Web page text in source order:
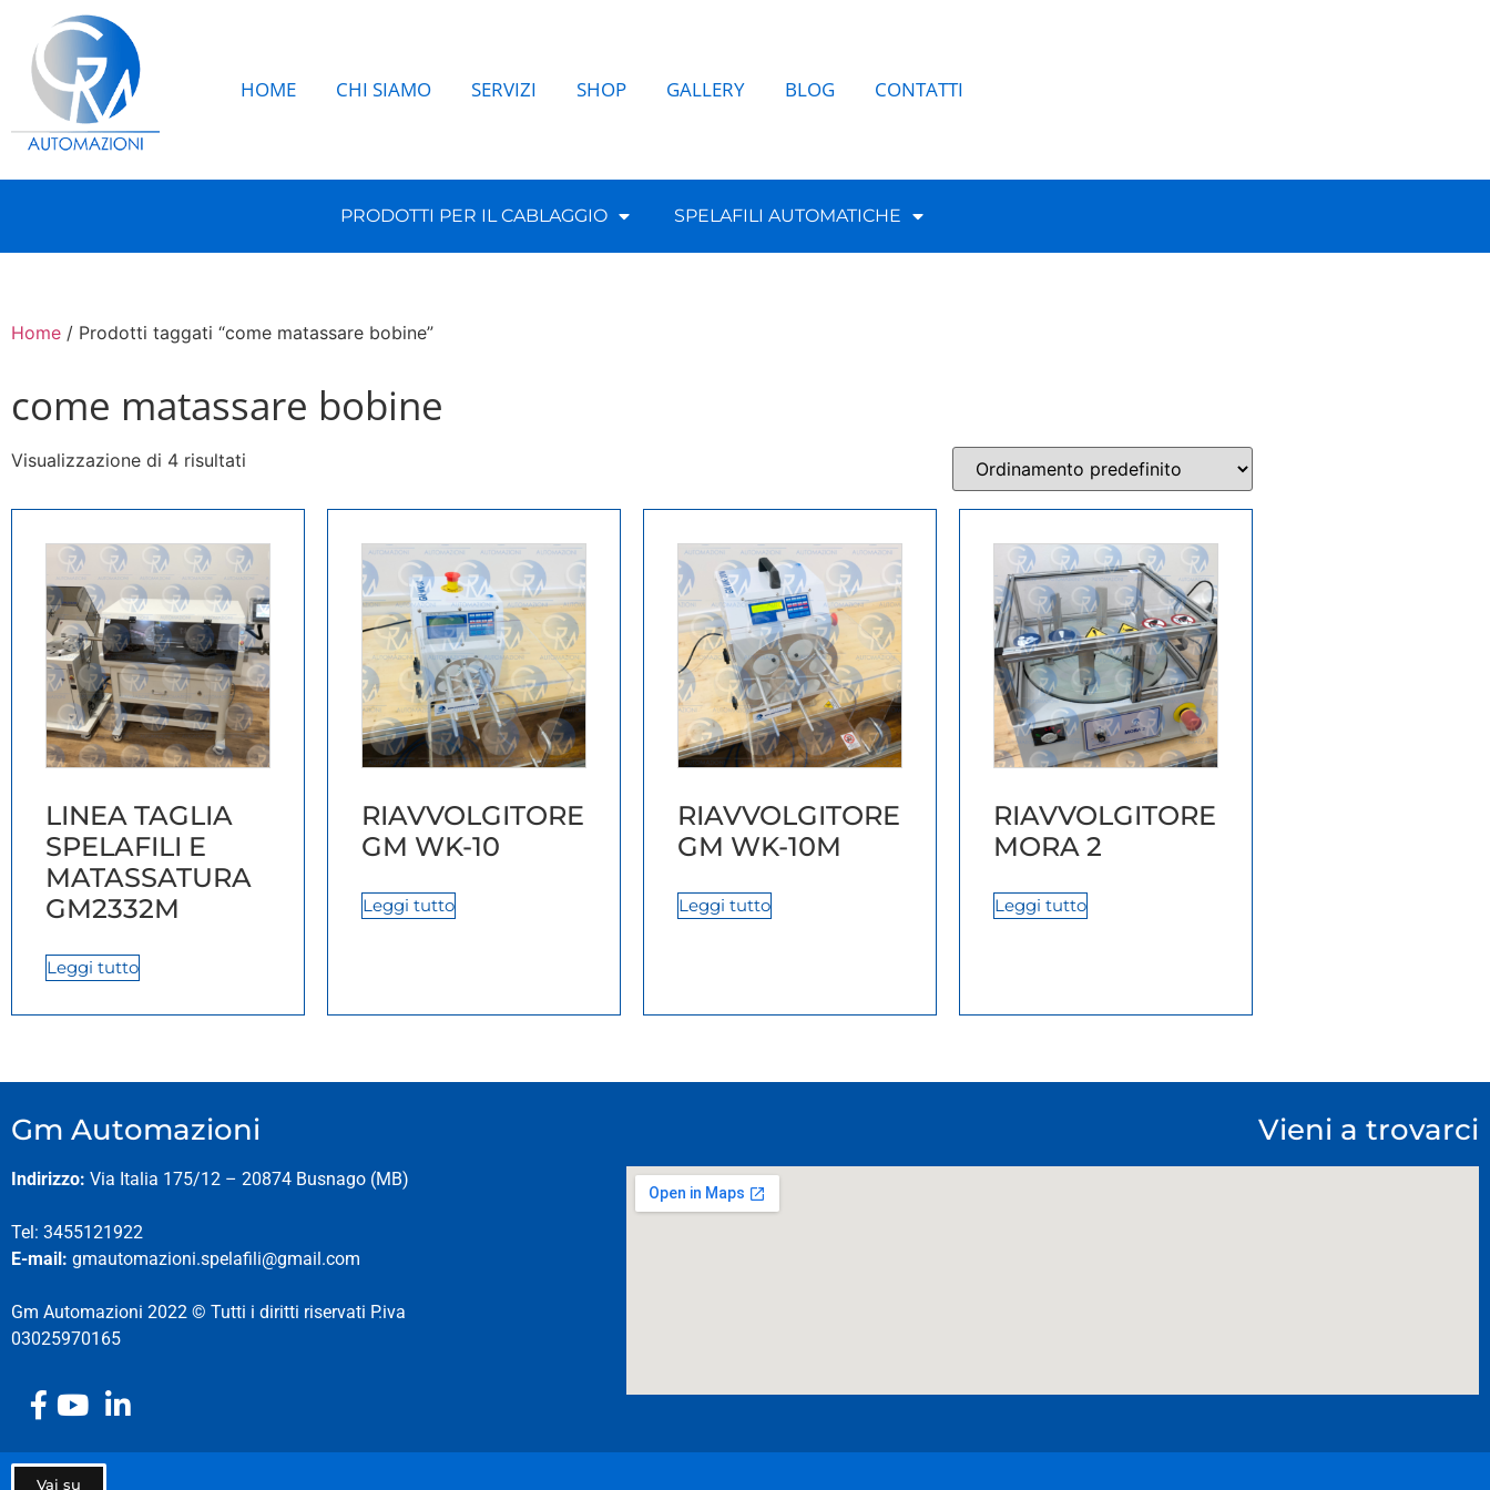
HOME CHI SIAMO SERVIZI SHOP GALLERY BLOG CONTATTI
PRODOTTI PER IL CABLAGGIO SPELAFILI AUTOMATICHE
Home / Prodotti taggati “come matassare bobine”
come matassare bobine
Visualizzazione di 4 risultati
LINEA TAGLIA
SPELAFILI E
MATASSATURA
GM2332M
Leggi tutto
RIAVVOLGITORE
GM WK-10
Leggi tutto
RIAVVOLGITORE
GM WK-10M
Leggi tutto
RIAVVOLGITORE
MORA 2
Leggi tutto
Gm Automazioni
Indirizzo: Via Italia 175/12 – 20874 Busnago (MB)
Tel: 3455121922
E-mail: gmautomazioni.spelafili@gmail.com
Gm Automazioni 2022 © Tutti i diritti riservati P.iva
03025970165
Vieni a trovarci
Vai su